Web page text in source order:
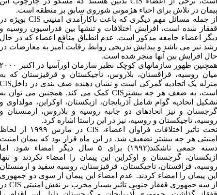
پیمان در تلاش برای احیاء هژمونی شوروی سابق بر منطقه است.
از جمله مسائل مهم دیگری که باعث ناکارآمدی امنیتی CIS بویژه در
قفقاز شده است، افزایش اختلافات و تنشها بین فدراسیون روسیه و
دیگر اعضاء جامعه مذکور است. عدم انطباق منافع اعضاء که در حال
رشد نیز می باشد و پیدایش تدریجی روابط رقابت آمیز به معارضات در
حال افزایش بین آنها منجر شده است.
همچنین ظهور سازمانهای کوچک نظیر سازمان اورآسیا در اکتبر ۲۰۰۰
میان روسیه، قزاقستان، بلاروس، تاجیکستان و قرقیزستان که به
منزله یک اتحادیه گمرکی است و نشان دهنده صف بندی در داخلCIS
است، به ضعف هر چه بیشترCIS کمک می کند. همچنین می توان به
تشکیل اتحادیه گوام شامل آذربایجان، ازبکستان،‌ اوکراین، مولداوی و
گرجستان و نیز اتحادهای دو جانبه روسیه و بلاروس، ارمنستان و
روسیه، تاجیکستان و روسیه، نیز در این راستا اشاره کرد.
تحت تاثیر اختلافات فراوان اعضاء، CIS در مارس ۱۹۹۹ از لحاظ
امنیتی هر چه بیشتر تضعیف شد. در این ماه قرار بود که پیمان امنیت
دسته جمعی تاشکند(۱۹۹۲) برای ۵ سال دیگر امضاء شود. اما
ازبکستان، گرجستان و اوکراین این پیمان را امضاء نکردند و تنها
روسیه، قزاقستان، تاجیکستان، قرقیزستان، روسیه سفید و ارمنستان
این پیمان را امضاء کردند. عدم امضاء این پیمان از سوی دو جمهوری
از سه جمهوری قفقاز جنوبی تاثیر بسیار مخرب بر نقش امنیتی CIS در